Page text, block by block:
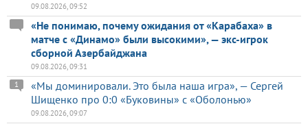
09.08.2026, 09:52
«Не понимаю, почему ожидания от «Карабаха» в
матче с «Динамо» были высокими», — экс-игрок
сборной Азербайджана
09.08.2026, 09:31
«Мы доминировали. Это была наша игра», — Сергей
Шищенко про 0:0 «Буковины» с «Оболонью»
1
09.08.2026, 09:07